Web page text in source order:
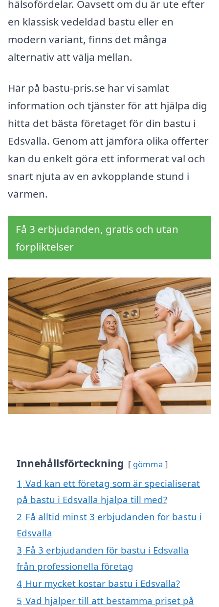
hälsofördelar. Oavsett om du är ute efter
en klassisk vedeldad bastu eller en
modern variant, finns det många
alternativ att välja mellan.
Här på bastu-pris.se har vi samlat
information och tjänster för att hjälpa dig
hitta det bästa företaget för din bastu i
Edsvalla. Genom att jämföra olika offerter
kan du enkelt göra ett informerat val och
snart njuta av en avkopplande stund i
värmen.
Få 3 erbjudanden, gratis och utan
förpliktelser
Innehållsförteckning gömma
1 Vad kan ett företag som är specialiserat
på bastu i Edsvalla hjälpa till med?
2 Få alltid minst 3 erbjudanden för bastu i
Edsvalla
3 Få 3 erbjudanden för bastu i Edsvalla
från professionella företag
4 Hur mycket kostar bastu i Edsvalla?
5 Vad hjälper till att bestämma priset på